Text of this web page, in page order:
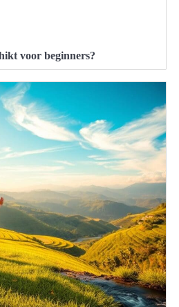
voor beginners?